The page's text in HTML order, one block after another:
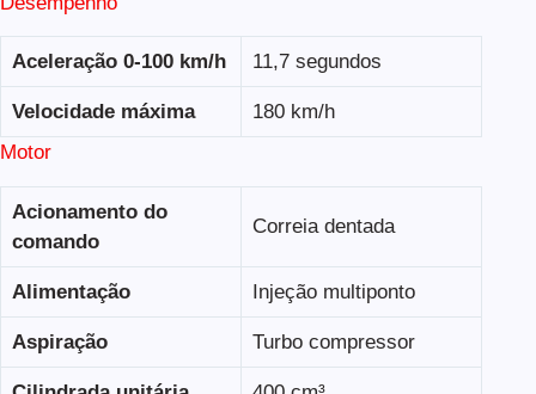
Aceleração 0-100 km/h 11,7 segundos
Velocidade máxima
180 km/h
Motor
Acionamento do
comando
Correia dentada
Alimentação Injeção multiponto
Aspiração Turbo compressor